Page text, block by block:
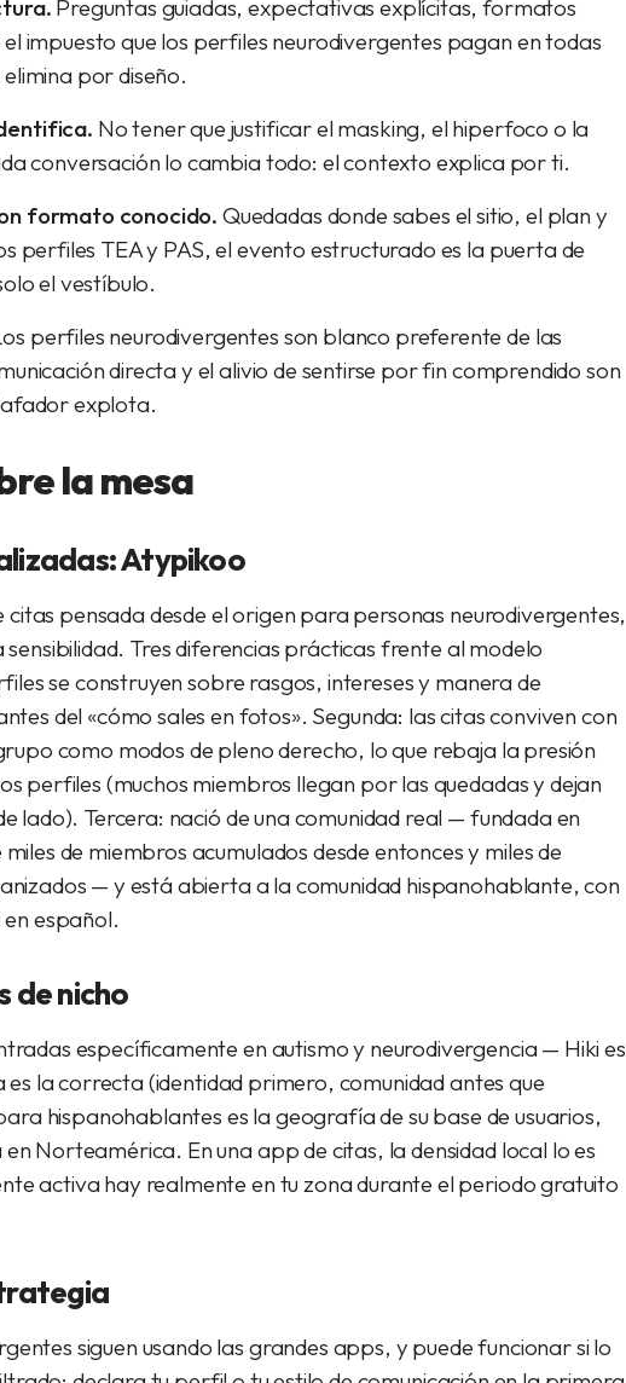
Preguntas guiadas, expectativas explícitas, formatos
impuesto que los perfiles neurodivergentes pagan en todas
por diseño.
No tener que justificar el masking, el hiperfoco o la
conversación lo cambia todo: el contexto explica por ti.
formato conocido. Quedadas donde sabes el sitio, el plan y
perfiles TEA y PAS, el evento estructurado es la puerta de
el vestíbulo.
perfiles neurodivergentes son blanco preferente de las
directa y el alivio de sentirse por fin comprendido son
explota.
la mesa
Atypikoo
citas pensada desde el origen para personas neurodivergentes,
Tres diferencias prácticas frente al modelo
se construyen sobre rasgos, intereses y manera de
del «cómo sales en fotos». Segunda: las citas conviven con
como modos de pleno derecho, lo que rebaja la presión
perfiles (muchos miembros llegan por las quedadas y dejan
lado). Tercera: nació de una comunidad real — fundada en
de miembros acumulados desde entonces y miles de
— y está abierta a la comunidad hispanohablante, con
español.
de nicho
específicamente en autismo y neurodivergencia — Hiki es
la correcta (identidad primero, comunidad antes que
hispanohablantes es la geografía de su base de usuarios,
Norteamérica. En una app de citas, la densidad local lo es
activa hay realmente en tu zona durante el periodo gratuito
siguen usando las grandes apps, y puede funcionar si lo